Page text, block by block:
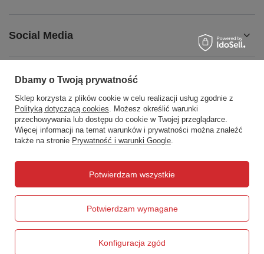
Social Media
508372615 biuro@centrumwarsztatowe.pl
CentrumWarsztatowe.pl,Hetmańska 25 ,15-727 Białystok
Dbamy o Twoją prywatność
Sklep korzysta z plików cookie w celu realizacji usług zgodnie z
Polityką dotyczącą cookies. Możesz określić warunki
przechowywania lub dostępu do cookie w Twojej przeglądarce.
Więcej informacji na temat warunków i prywatności można znaleźć
także na stronie Prywatność i warunki Google.
Potwierdzam wymagane
Konfiguracja zgód
Potwierdzam wszystkie